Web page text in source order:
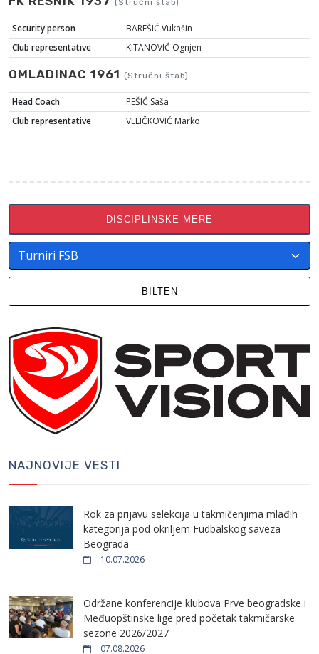
(Stručni štab)
Security person
BAREŠIĆ Vukašin
Club representative
KITANOVIĆ Ognjen
OMLADINAC 1961 (Stručni štab)
Head Coach
PEŠIĆ Saša
Club representative
VELIČKOVIĆ Marko
DISCIPLINSKE MERE
BILTEN
NAJNOVIJE VESTI
Rok za prijavu selekcija u takmičenjima mlađih
kategorija pod okriljem Fudbalskog saveza
Beograda
10.07.2026
Održane konferencije klubova Prve beogradske i
Međuopštinske lige pred početak takmičarske
sezone 2026/2027
07.08.2026